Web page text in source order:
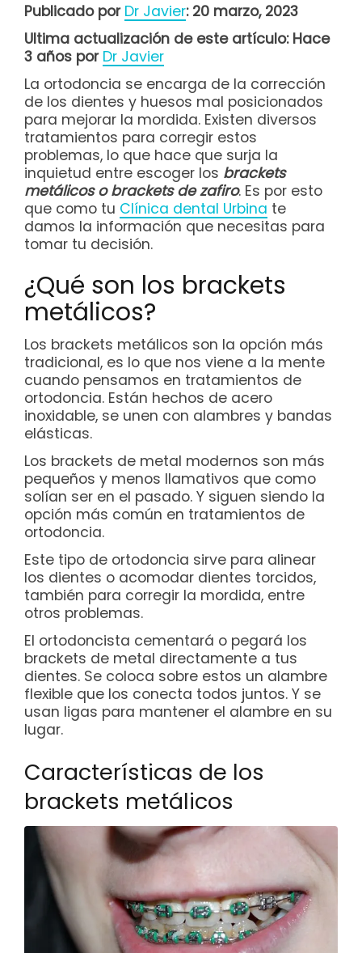
Publicado por Dr Javier: 20 marzo, 2023
Ultima actualización de este artículo: Hace
3 años por Dr Javier
La ortodoncia se encarga de la corrección
de los dientes y huesos mal posicionados
para mejorar la mordida. Existen diversos
tratamientos para corregir estos
problemas, lo que hace que surja la
inquietud entre escoger los brackets
metálicos o brackets de zafiro. Es por esto
que como tu Clínica dental Urbina te
damos la información que necesitas para
tomar tu decisión.
¿Qué son los brackets
metálicos?
Los brackets metálicos son la opción más
tradicional, es lo que nos viene a la mente
cuando pensamos en tratamientos de
ortodoncia. Están hechos de acero
inoxidable, se unen con alambres y bandas
elásticas.
Los brackets de metal modernos son más
pequeños y menos llamativos que como
solían ser en el pasado. Y siguen siendo la
opción más común en tratamientos de
ortodoncia.
Este tipo de ortodoncia sirve para alinear
los dientes o acomodar dientes torcidos,
también para corregir la mordida, entre
otros problemas.
El ortodoncista cementará o pegará los
brackets de metal directamente a tus
dientes. Se coloca sobre estos un alambre
flexible que los conecta todos juntos. Y se
usan ligas para mantener el alambre en su
lugar.
Características de los
brackets metálicos